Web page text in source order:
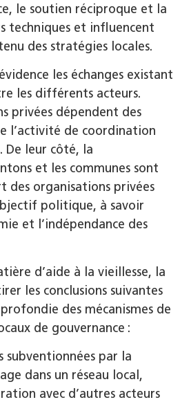
le soutien réciproque et la
techniques et influencent
des stratégies locales.
les échanges existant
les différents acteurs.
privées dépendent des
l’activité de coordination
De leur côté, la
et les communes sont
des organisations privées
politique, à savoir
et l’indépendance des
d’aide à la vieillesse, la
les conclusions suivantes
des mécanismes de
de gouvernance :
subventionnées par la
dans un réseau local,
avec d’autres acteurs